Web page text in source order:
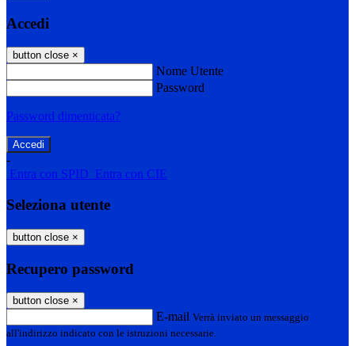
Accedi
button close ×
Nome Utente
Password
Password dimenticata?
-
Entra con SPID Entra con CIE
Seleziona utente
button close ×
Recupero password
button close ×
E-mail Verrà inviato un messaggio
all'indirizzo indicato con le istruzioni necessarie.